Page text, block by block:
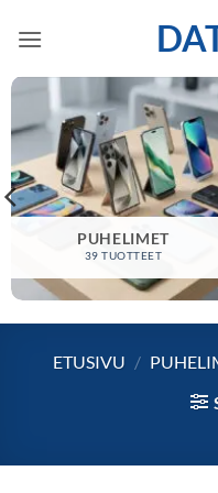
PUHELIMET
39 TUOTTEET
ETUSIVU /